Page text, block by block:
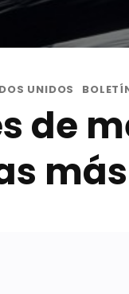
UNIDOS
de